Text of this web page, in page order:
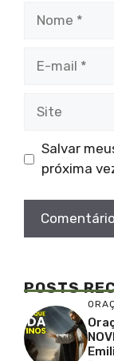
Salvar
próxima
POSTS